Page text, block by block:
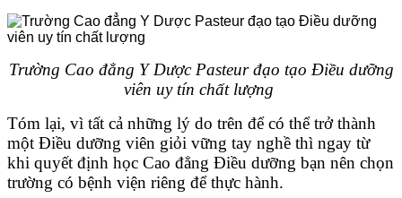
Trường Cao đẳng Y Dược Pasteur đạo tạo Điều dưỡng
viên uy tín chất lượng
Tóm lại, vì tất cả những lý do trên để có thể trở thành
một Điều dưỡng viên giỏi vững tay nghề thì ngay từ
khi quyết định học Cao đẳng Điều dưỡng bạn nên chọn
trường có bệnh viện riêng để thực hành.